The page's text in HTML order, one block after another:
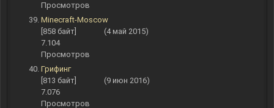
Просмотров
Minecraft-Moscow
[858 байт]
(4 май 2015)
7.104
Просмотров
Грифинг
[813 байт]
(9 июн 2016)
7.076
Просмотров